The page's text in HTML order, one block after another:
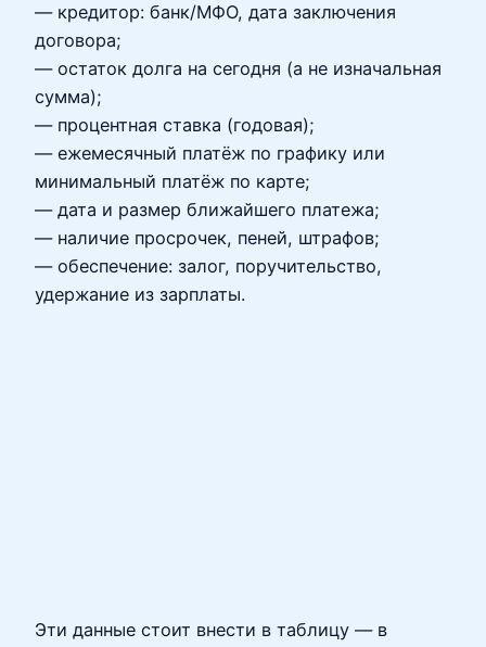
— кредитор: банк/МФО, дата заключения
договора;
— остаток долга на сегодня (а не изначальная
сумма);
— процентная ставка (годовая);
— ежемесячный платёж по графику или
минимальный платёж по карте;
— дата и размер ближайшего платежа;
— наличие просрочек, пеней, штрафов;
— обеспечение: залог, поручительство,
удержание из зарплаты.
Эти данные стоит внести в таблицу — в